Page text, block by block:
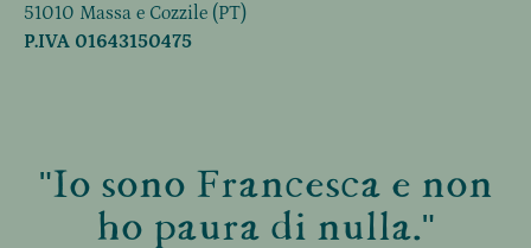
51010 Massa e Cozzile (PT)
P.IVA 01643150475
"Io sono Francesca e non
ho paura di nulla."